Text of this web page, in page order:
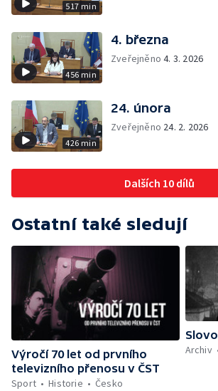
517 min
456 min
4. března
Zveřejněno4. 3. 2026
426 min
24. února
Zveřejněno 24. 2. 2026
Dalších 10 dílů
Ostatní také sledují
Výročí 70 let od prvního
televizního přenosu v ČST
Sport
Historie Česko
Archiv